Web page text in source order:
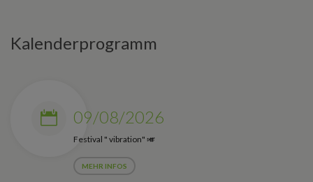
Kalenderprogramm
09/08/2026
Festival " vibration" 🎺
MEHR INFOS